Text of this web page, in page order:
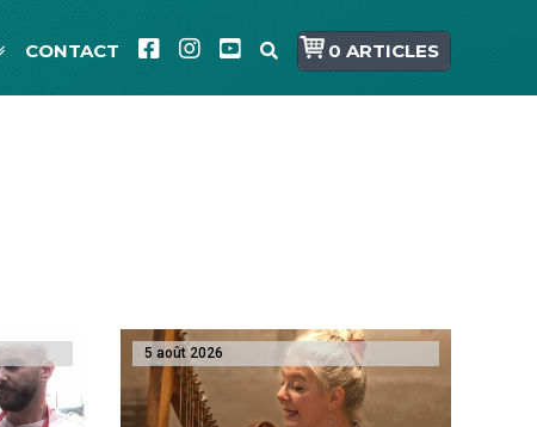
CONTACT 0 ARTICLES
5 août 2026